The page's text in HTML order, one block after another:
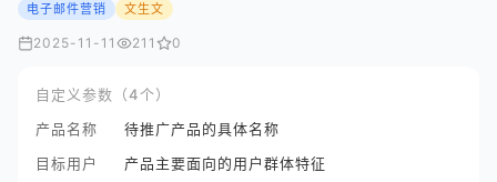
电子邮件营销 文生文
2025-11-11 211 0
自定义参数（4个）
产品名称
待推广产品的具体名称
目标用户
产品主要面向的用户群体特征